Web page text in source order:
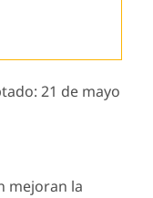
21 de mayo
mejoran la